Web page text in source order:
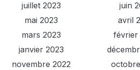
juillet 2023
juin
mai 2023
avril
mars 2023
février
janvier 2023
novembre 2022